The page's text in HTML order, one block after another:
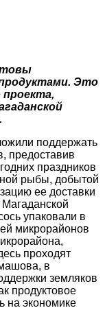
Это
проекта,
поддержать
предоставив
праздников
рыбы, добытой
ее доставки
упаковали в
микрорайонов
проходят
в
земляков
продуктовое
на экономике